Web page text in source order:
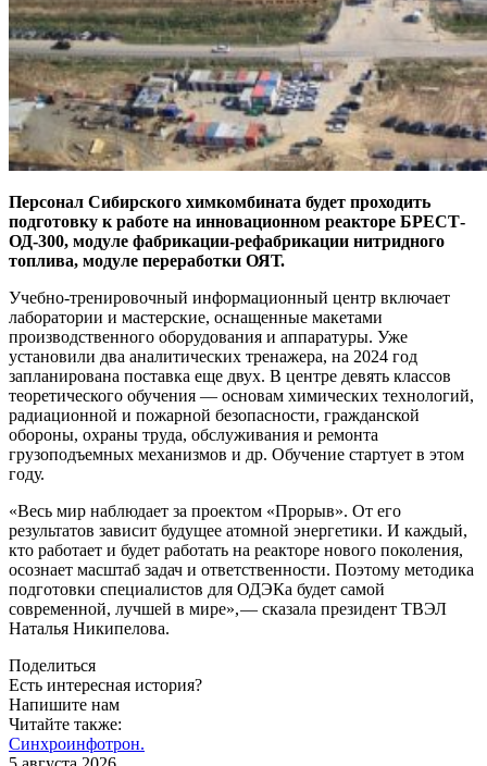
Персонал Сибирского химкомбината будет проходить
подготовку к работе на инновационном реакторе БРЕСТ-
ОД‑300, модуле фабрикации-рефабрикации нитридного
топлива, модуле переработки ОЯТ.
Учебно-тренировочный информационный центр включает
лаборатории и мастерские, оснащенные макетами
производственного оборудования и аппаратуры. Уже
установили два аналитических тренажера, на 2024 год
запланирована поставка еще двух. В центре девять классов
теоретического обучения — ​основам химических технологий,
радиационной и пожарной безопасности, гражданской
обороны, охраны труда, обслуживания и ремонта
грузоподъемных механизмов и др. Обучение стартует в этом
году.
«Весь мир наблюдает за проектом «Прорыв». От его
результатов зависит будущее атомной энергетики. И каждый,
кто работает и будет работать на реакторе нового поколения,
осознает масштаб задач и ответственности. Поэтому методика
подготовки специалистов для ОДЭКа будет самой
современной, лучшей в мире», — ​сказала президент ТВЭЛ
Наталья Никипелова.
Поделиться
Есть интересная история?
Напишите нам
Читайте также:
Синхроинфотрон.